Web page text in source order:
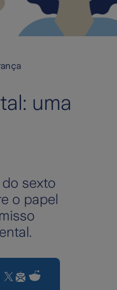
uma
sexto
o papel